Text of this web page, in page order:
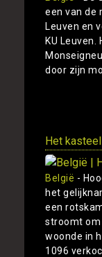
een van de
Leuven en
KU
door zijn
Het
België -
het
een
stroomt om
woonde in
1096